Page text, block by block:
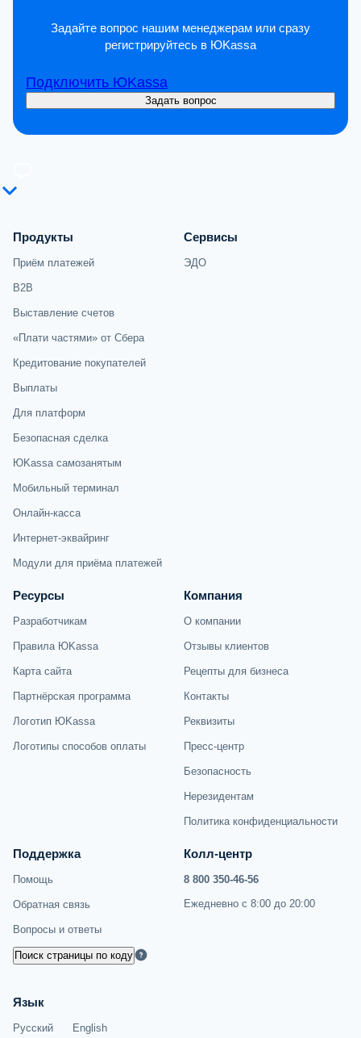
Задайте вопрос нашим менеджерам или сразу
регистрируйтесь в ЮKassa
Подключить ЮKassa
Задать вопрос
Продукты
Приём платежей
B2B
Выставление счетов
«Плати частями» от Сбера
Кредитование покупателей
Выплаты
Для платформ
Безопасная сделка
ЮKassa самозанятым
Мобильный терминал
Онлайн-касса
Интернет-эквайринг
Модули для приёма платежей
Сервисы
ЭДО
Ресурсы
Разработчикам
Правила ЮKassa
Карта сайта
Партнёрская программа
Логотип ЮKassa
Логотипы способов оплаты
Компания
О компании
Отзывы клиентов
Рецепты для бизнеса
Контакты
Реквизиты
Пресс-центр
Безопасность
Нерезидентам
Политика конфиденциальности
Поддержка
Помощь
Обратная связь
Вопросы и ответы
Поиск страницы по коду
Колл-центр
8 800 350-46-56
Ежедневно с 8:00 до 20:00
Язык
Русский English